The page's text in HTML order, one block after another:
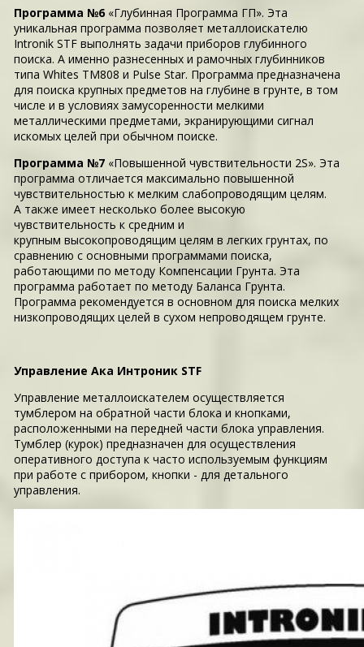
Программа №6 «Глубинная Программа ГП». Эта
уникальная программа позволяет металлоискателю
Intronik STF выполнять задачи приборов глубинного
поиска. А именно разнесенных и рамочных глубинников
типа Whites TM808 и Pulse Star. Программа предназначена
для поиска крупных предметов на глубине в грунте, в том
числе и в условиях замусоренности мелкими
металлическими предметами, экранирующими сигнал
искомых целей при обычном поиске.
Программа №7 «Повышенной чувствительности 2S». Эта
программа отличается максимально повышенной
чувствительностью к мелким слабопроводящим целям.
А также имеет несколько более высокую
чувствительность к средним и
крупным высокопроводящим целям в легких грунтах, по
сравнению с основными программами поиска,
работающими по методу Компенсации Грунта. Эта
программа работает по методу Баланса Грунта.
Программа рекомендуется в основном для поиска мелких
низкопроводящих целей в сухом непроводящем грунте.
Управление Ака Интроник STF
Управление металлоискателем осуществляется
тумблером на обратной части блока и кнопками,
расположенными на передней части блока управления.
Тумблер (курок) предназначен для осуществления
оперативного доступа к часто используемым функциям
при работе с прибором, кнопки - для детального
управления.